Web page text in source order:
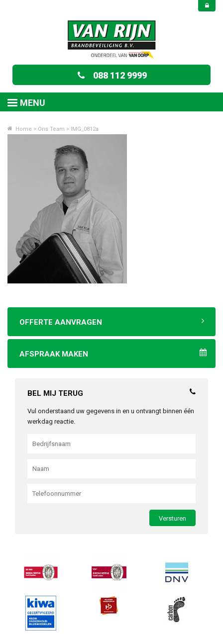
088 112 9999
MENU
Home > Ons Team > IMG_0812a
OFFERTE AANVRAGEN
AFSPRAAK MAKEN
BEL MIJ TERUG
Vul onderstaand uw gegevens in en u ontvangt binnen één
werkdag reactie.